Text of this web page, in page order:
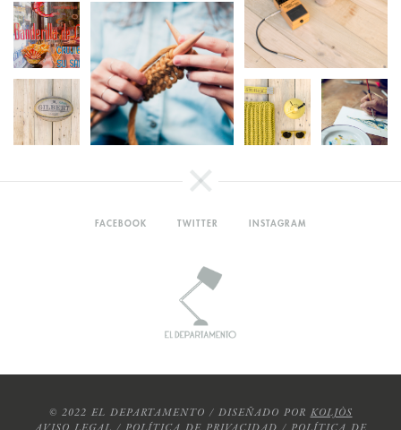
FACEBOOK TWITTER INSTAGRAM
© 2022 EL DEPARTAMENTO / DISEÑADO POR KOLJÒS